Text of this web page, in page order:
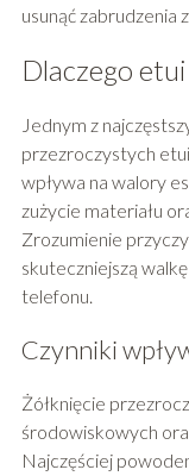
usunąć zabrudzenia
Dlaczego etui
Jednym z
przezroczystych
wpływa na walory
zużycie materiału
Zrozumienie
skuteczniejszą
telefonu.
Czynniki
Żółknięcie
środowiskowych
Najczęściej